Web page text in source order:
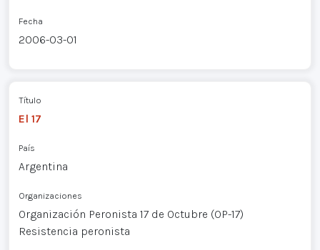
Fecha
2006-03-01
Título
El 17
País
Argentina
Organizaciones
Organización Peronista 17 de Octubre (OP-17)
Resistencia peronista